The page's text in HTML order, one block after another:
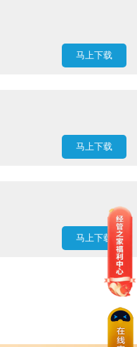
马上下载
马上下载
马上下载